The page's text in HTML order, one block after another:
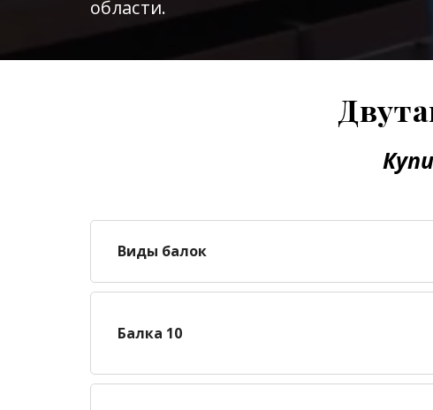
области.
Виды балок
Балка 10